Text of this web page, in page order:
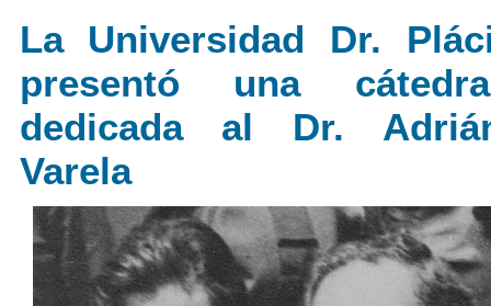
La Universidad Dr.
presentó una
dedicada al Dr.
Varela